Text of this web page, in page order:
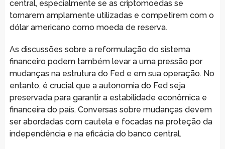
central, especialmente se as criptomoedas se
tornarem amplamente utilizadas e competirem com o
dólar americano como moeda de reserva.
As discussões sobre a reformulação do sistema
financeiro podem também levar a uma pressão por
mudanças na estrutura do Fed e em sua operação. No
entanto, é crucial que a autonomia do Fed seja
preservada para garantir a estabilidade econômica e
financeira do país. Conversas sobre mudanças devem
ser abordadas com cautela e focadas na proteção da
independência e na eficácia do banco central.